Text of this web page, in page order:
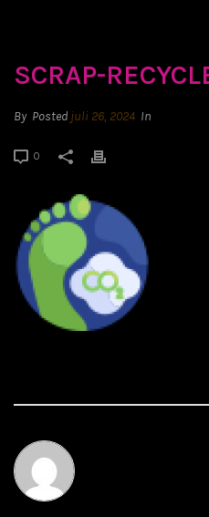
SCRAP-
By Posted juli 26, 2024 In
0